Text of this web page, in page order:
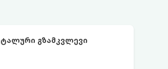
გზამკვლევი